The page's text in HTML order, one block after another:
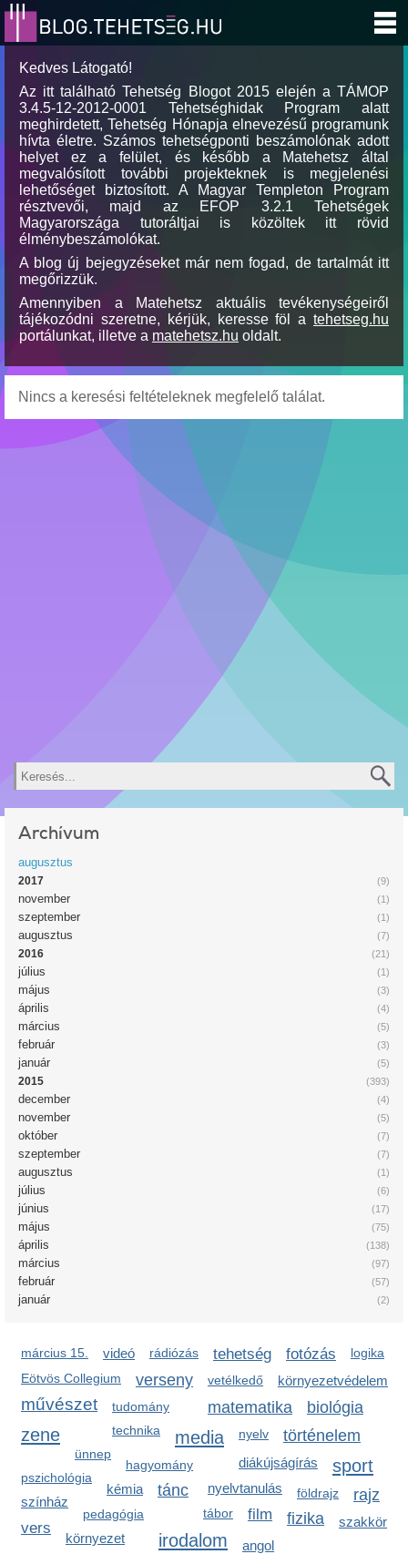
Kedves Látogató!
Az itt található Tehetség Blogot 2015 elején a TÁMOP
3.4.5-12-2012-0001 Tehetséghidak Program alatt
meghirdetett, Tehetség Hónapja elnevezésű programunk
hívta életre. Számos tehetségponti beszámolónak adott
helyet ez a felület, és később a Matehetsz által
megvalósított további projekteknek is megjelenési
lehetőséget biztosított. A Magyar Templeton Program
résztvevői, majd az EFOP 3.2.1 Tehetségek
Magyarországa tutoráltjai is közöltek itt rövid
élménybeszámolókat.
A blog új bejegyzéseket már nem fogad, de tartalmát itt
megőrizzük.
Amennyiben a Matehetsz aktuális tevékenységeiről
tájékozódni szeretne, kérjük, keresse föl a tehetseg.hu
portálunkat, illetve a matehetsz.hu oldalt.
Nincs a keresési feltételeknek megfelelő találat.
Keresés
Archívum
augusztus
(9)
2017
(1)
november
(1)
szeptember
(7)
augusztus
(21)
2016
(1)
július
(3)
május
(4)
április
(5)
március
(3)
február
(5)
január
(393)
2015
(4)
december
(5)
november
(7)
október
(7)
szeptember
(1)
augusztus
(6)
július
(17)
június
(75)
május
(138)
április
(97)
március
(57)
február
(2)
január
március 15. videó rádiózás tehetség fotózás
Eötvös Collegium verseny
logika
vetélkedő
környezetvédelem
művészet matematika biológia
tudomány
technika
zene media nyelv történelem
ünnep
diákújságírás
hagyomány
pszichológia
nyelvtanulás
sport
kémia tánc földrajz
színház rajz
tábor
pedagógia film fizika
irodalom
szakkör
vers
környezet angol